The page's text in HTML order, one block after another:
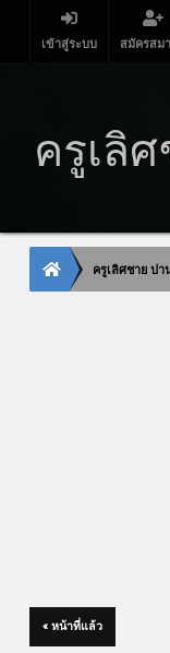
เข้าสู่ระบบ สมัครสม
ครูเลิ
ครูเลิศชาย ปา
« หน้าที่แล้ว